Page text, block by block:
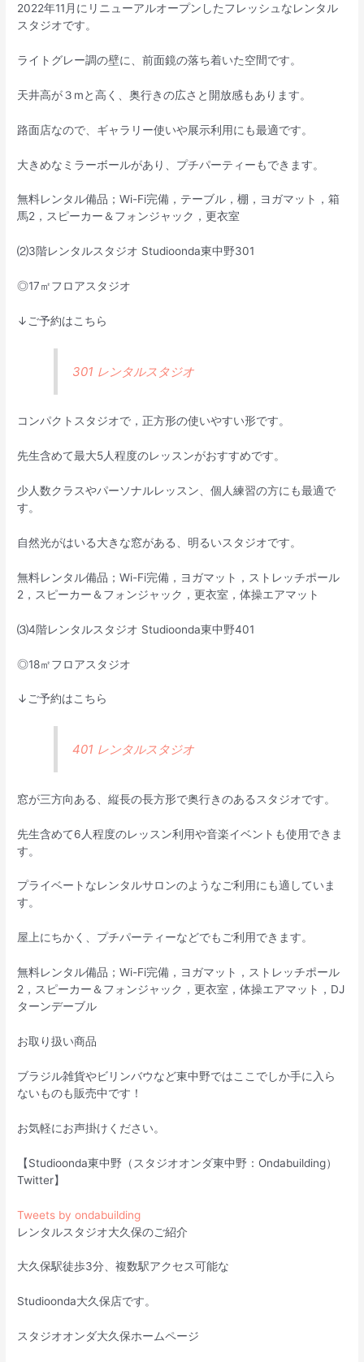
2022年11月にリニューアルオープンしたフレッシュなレンタル
スタジオです。
ライトグレー調の壁に、前面鏡の落ち着いた空間です。
天井高が３mと高く、奥行きの広さと開放感もあります。
路面店なので、ギャラリー使いや展示利用にも最適です。
大きめなミラーボールがあり、プチパーティーもできます。
無料レンタル備品；Wi-Fi完備，テーブル，棚，ヨガマット，箱
馬2，スピーカー＆フォンジャック，更衣室
⑵3階レンタルスタジオ Studioonda東中野301
◎17㎡フロアスタジオ
↓ご予約はこちら
301 レンタルスタジオ
コンパクトスタジオで，正方形の使いやすい形です。
先生含めて最大5人程度のレッスンがおすすめです。
少人数クラスやパーソナルレッスン、個人練習の方にも最適で
す。
自然光がはいる大きな窓がある、明るいスタジオです。
無料レンタル備品；Wi-Fi完備，ヨガマット，ストレッチポール
2，スピーカー＆フォンジャック，更衣室，体操エアマット
⑶4階レンタルスタジオ Studioonda東中野401
◎18㎡フロアスタジオ
↓ご予約はこちら
401 レンタルスタジオ
窓が三方向ある、縦長の長方形で奥行きのあるスタジオです。
先生含めて6人程度のレッスン利用や音楽イベントも使用できま
す。
プライベートなレンタルサロンのようなご利用にも適していま
す。
屋上にちかく、プチパーティーなどでもご利用できます。
無料レンタル備品；Wi-Fi完備，ヨガマット，ストレッチポール
2，スピーカー＆フォンジャック，更衣室，体操エアマット，DJ
ターンデーブル
お取り扱い商品
ブラジル雑貨やビリンバウなど東中野ではここでしか手に入ら
ないものも販売中です！
お気軽にお声掛けください。
【Studioonda東中野（スタジオオンダ東中野：Ondabuilding）
Twitter】
Tweets by ondabuilding
レンタルスタジオ大久保のご紹介
大久保駅徒歩3分、複数駅アクセス可能な
Studioonda大久保店です。
スタジオオンダ大久保ホームページ